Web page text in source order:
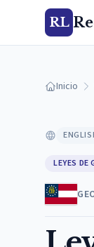
RL
Inicio
LEYES DE